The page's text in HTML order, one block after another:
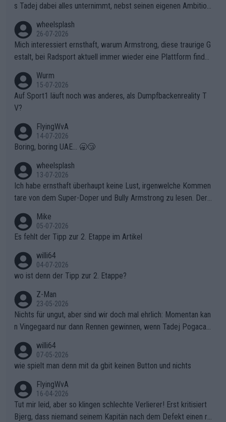
s Tadej dabei alles unternimmt, nebst seinen eigenen Ambition
ganze Team auch mental stark zu machen und konkret am Erf
olg teilzuhaben, ist ihm ganz hoch anzurechnen. Das ist ein Zei
chen weit über den Radsport hinaus.
wheelsplash
26-07-2026
Mich interessiert ernsthaft, warum Armstrong, diese traurige G
estalt, bei Radsport aktuell immer wieder eine Plattform finde
Wurm
15-07-2026
Auf Sport1 läuft noch was anderes, als Dumpfbackenreality T
V?
FlyingWvA
14-07-2026
Boring, boring UAE... 🥱😴
wheelsplash
13-07-2026
Ich habe ernsthaft überhaupt keine Lust, irgenwelche Kommen
tare von dem Super-Doper und Bully Armstrong zu lesen. Der
r die gehört nicht in dieses Medium!
Mike
05-07-2026
Es fehlt der Tipp zur 2. Etappe im Artikel
willi64
04-07-2026
wo ist denn der Tipp zur 2. Etappe?
Z-Man
23-05-2026
Nichts für ungut, aber sind wir doch mal ehrlich: Momentan kan
n Vingegaard nur dann Rennen gewinnen, wenn Tadej Pogacar
willi64
07-05-2026
wie spielt man denn mit da gbit keinen Button und nichts
FlyingWvA
16-04-2026
Tut mir leid, aber so klingen schlechte Verlierer! Erst kritisiert
Bjerg, dass niemand seinem Kapitän nach dem Defekt einen ro